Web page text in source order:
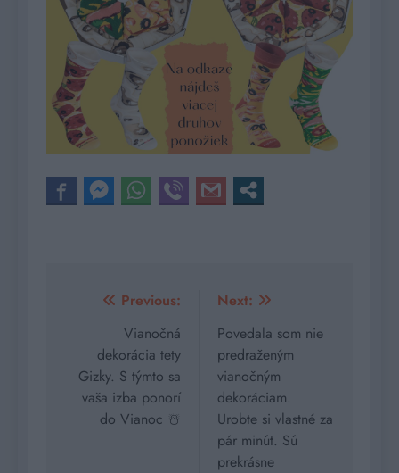
Navigácia
článku
Previous:
Vianočná
dekorácia tety
Gizky. S týmto sa
vaša izba ponorí
do Vianoc ☃️
Next:
Povedala som nie
predraženým
vianočným
dekoráciam.
Urobte si vlastné za
pár minút. Sú
prekrásne